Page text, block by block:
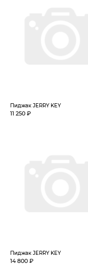
Пиджак JERRY KEY
11 250 ₽
Пиджак JERRY KEY
14 800 ₽